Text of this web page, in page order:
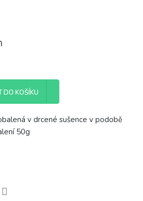
DO KOŠÍKU
v drcené sušence v podobě
50g